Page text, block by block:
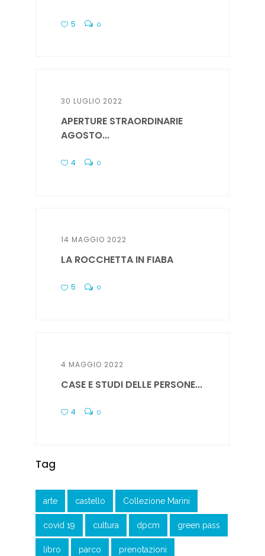
5 0
30 LUGLIO 2022
APERTURE STRAORDINARIE
AGOSTO...
4 0
14 MAGGIO 2022
LA ROCCHETTA IN FIABA
5 0
4 MAGGIO 2022
CASE E STUDI DELLE PERSONE...
4 0
Tag
arte castello Collezione Marini
covid 19 cultura dpcm green pass
libro parco prenotazioni